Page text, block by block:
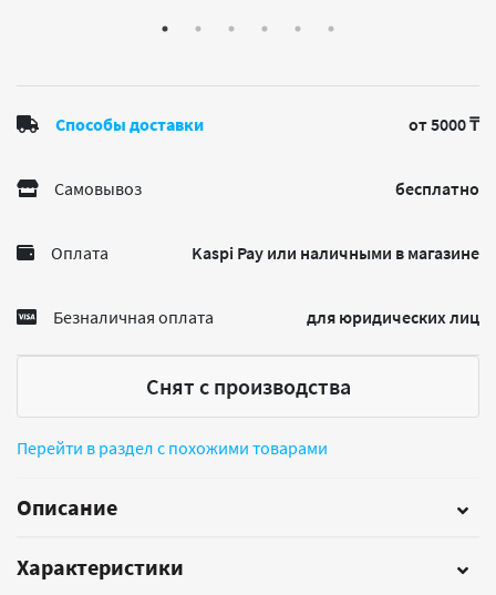
Способы доставки от 5000 ₸
Самовывоз бесплатно
Оплата Kaspi Pay или наличными в магазине
Безналичная оплата для юридических лиц
Снят с производства
Перейти в раздел с похожими товарами
Описание
Характеристики